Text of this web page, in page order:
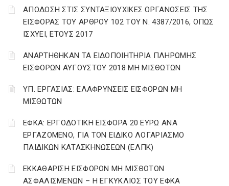
ΑΠΟΔΟΣΗ ΣΤΙΣ ΣΥΝΤΑΞΙΟΥΧΙΚΕΣ ΟΡΓΑΝΩΣΕΙΣ ΤΗΣ
ΕΙΣΦΟΡΑΣ ΤΟΥ ΑΡΘΡΟΥ 102 ΤΟΥ Ν. 4387/2016, ΟΠΩΣ
ΙΣΧΥΕΙ, ΕΤΟΥΣ 2017
ΑΝΑΡΤΗΘΗΚΑΝ ΤΑ ΕΙΔΟΠΟΙΗΤΗΡΙΑ ΠΛΗΡΩΜΗΣ
ΕΙΣΦΟΡΩΝ ΑΥΓΟΥΣΤΟΥ 2018 ΜΗ ΜΙΣΘΩΤΩΝ
ΥΠ. ΕΡΓΑΣΙΑΣ: ΕΛΑΦΡΥΝΣΕΙΣ ΕΙΣΦΟΡΩΝ ΜΗ
ΜΙΣΘΩΤΩΝ
ΕΦΚΑ: ΕΡΓΟΔΟΤΙΚΗ ΕΙΣΦΟΡΑ 20 ΕΥΡΩ ΑΝΑ
ΕΡΓΑΖΟΜΕΝΟ, ΓΙΑ ΤΟΝ ΕΙΔΙΚΟ ΛΟΓΑΡΙΑΣΜΟ
ΠΑΙΔΙΚΩΝ ΚΑΤΑΣΚΗΝΩΣΕΩΝ (ΕΛΠΚ)
ΕΚΚΑΘΑΡΙΣΗ ΕΙΣΦΟΡΩΝ ΜΗ ΜΙΣΘΩΤΩΝ
ΑΣΦΑΛΙΣΜΕΝΩΝ – Η ΕΓΚΥΚΛΙΟΣ ΤΟΥ ΕΦΚΑ